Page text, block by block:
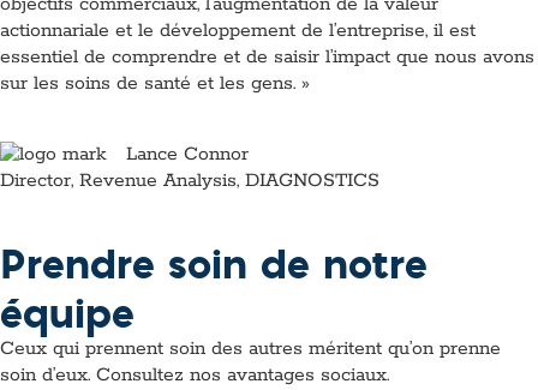
objectifs commerciaux, l’augmentation de la valeur
actionnariale et le développement de l’entreprise, il est
essentiel de comprendre et de saisir l’impact que nous avons
sur les soins de santé et les gens. »
Lance Connor
Director, Revenue Analysis, DIAGNOSTICS
Prendre soin de notre
équipe
Ceux qui prennent soin des autres méritent qu’on prenne
soin d’eux. Consultez nos avantages sociaux.